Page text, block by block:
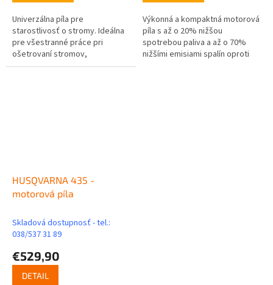
Univerzálna píla pre
starostlivosť o stromy. Ideálna
pre všestranné práce pri
ošetrovaní stromov,
starostlivosť o korunu.
Výkonná a kompaktná motorová
píla s až o 20% nižšou
spotrebou paliva a až o 70%
nižšími emisiami spalín oproti
HUSQVARNA 435 -
motorová píla
Skladová dostupnosť - tel.:
038/537 31 89
€529,90
DETAIL